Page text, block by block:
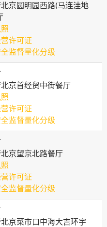
京圆明园西路(马连洼地
许可证
监督量化分级
京首经贸中街餐厅
许可证
监督量化分级
京望京北路餐厅
许可证
监督量化分级
京菜市口中海大吉环宇